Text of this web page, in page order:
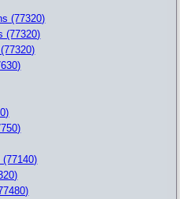
(77320)
(77320)